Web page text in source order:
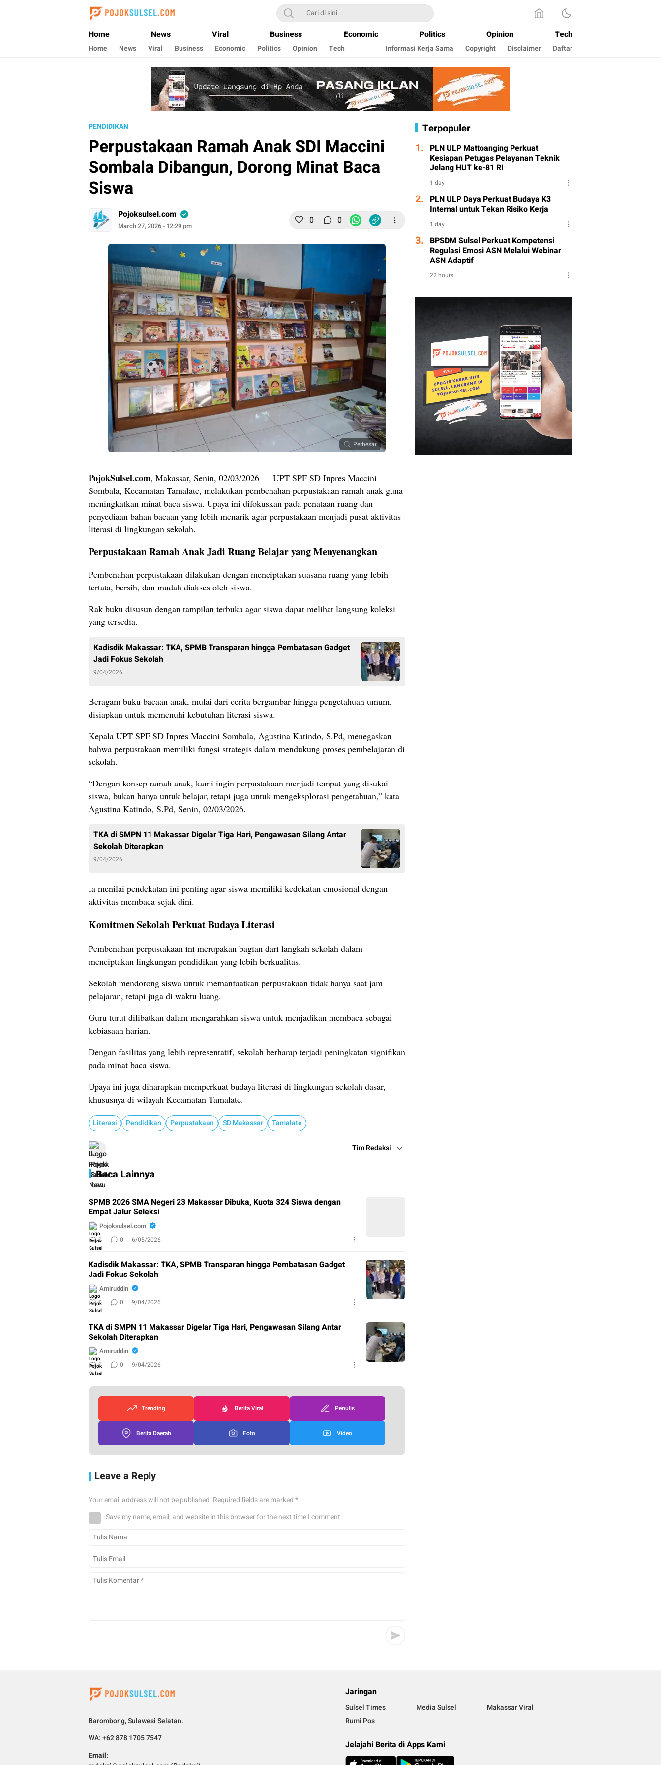
Pojoksulsel.com
Update Kabar Hits Sulsel, Langsung di Pojoksulsel.com
Home News Viral Business Economic Politics Opinion Tech
Home News Viral Business Economic Politics Opinion Tech Informasi Kerja Sama Copyright Disclaimer Daftar
PENDIDIKAN
Perpustakaan Ramah Anak SDI Maccini
Sombala Dibangun, Dorong Minat Baca
Siswa
Pojoksulsel.com
March 27, 2026 - 12:29 pm 0 0
Perbesar
PojokSulsel.com, Makassar, Senin, 02/03/2026 — UPT SPF SD Inpres Maccini
Sombala, Kecamatan Tamalate, melakukan pembenahan perpustakaan ramah anak guna
meningkatkan minat baca siswa. Upaya ini difokuskan pada penataan ruang dan
penyediaan bahan bacaan yang lebih menarik agar perpustakaan menjadi pusat aktivitas
literasi di lingkungan sekolah.
Perpustakaan Ramah Anak Jadi Ruang Belajar yang Menyenangkan
Pembenahan perpustakaan dilakukan dengan menciptakan suasana ruang yang lebih
tertata, bersih, dan mudah diakses oleh siswa.
Rak buku disusun dengan tampilan terbuka agar siswa dapat melihat langsung koleksi
yang tersedia.
Kadisdik Makassar: TKA, SPMB Transparan hingga Pembatasan Gadget
Jadi Fokus Sekolah
9/04/2026
Beragam buku bacaan anak, mulai dari cerita bergambar hingga pengetahuan umum,
disiapkan untuk memenuhi kebutuhan literasi siswa.
Kepala UPT SPF SD Inpres Maccini Sombala, Agustina Katindo, S.Pd, menegaskan
bahwa perpustakaan memiliki fungsi strategis dalam mendukung proses pembelajaran di
sekolah.
“Dengan konsep ramah anak, kami ingin perpustakaan menjadi tempat yang disukai
siswa, bukan hanya untuk belajar, tetapi juga untuk mengeksplorasi pengetahuan,” kata
Agustina Katindo, S.Pd, Senin, 02/03/2026.
TKA di SMPN 11 Makassar Digelar Tiga Hari, Pengawasan Silang Antar
Sekolah Diterapkan
9/04/2026
Ia menilai pendekatan ini penting agar siswa memiliki kedekatan emosional dengan
aktivitas membaca sejak dini.
Komitmen Sekolah Perkuat Budaya Literasi
Pembenahan perpustakaan ini merupakan bagian dari langkah sekolah dalam
menciptakan lingkungan pendidikan yang lebih berkualitas.
Sekolah mendorong siswa untuk memanfaatkan perpustakaan tidak hanya saat jam
pelajaran, tetapi juga di waktu luang.
Guru turut dilibatkan dalam mengarahkan siswa untuk menjadikan membaca sebagai
kebiasaan harian.
Dengan fasilitas yang lebih representatif, sekolah berharap terjadi peningkatan signifikan
pada minat baca siswa.
Upaya ini juga diharapkan memperkuat budaya literasi di lingkungan sekolah dasar,
khususnya di wilayah Kecamatan Tamalate.
Literasi Pendidikan Perpustakaan SD Makassar Tamalate
Tim Redaksi
Baca Lainnya
SPMB 2026 SMA Negeri 23 Makassar Dibuka, Kuota 324 Siswa dengan
Empat Jalur Seleksi
Pojoksulsel.com
0 0 6/05/2026
Kadisdik Makassar: TKA, SPMB Transparan hingga Pembatasan Gadget
Jadi Fokus Sekolah
Amiruddin
0 0 9/04/2026
TKA di SMPN 11 Makassar Digelar Tiga Hari, Pengawasan Silang Antar
Sekolah Diterapkan
Amiruddin
0 0 9/04/2026
Trending Berita Viral Penulis
Berita Daerah Foto Video
Leave a Reply
Your email address will not be published. Required fields are marked*
Save my name, email, and website in this browser for the next time I comment.
Terpopuler
1. PLN ULP Mattoanging Perkuat
Kesiapan Petugas Pelayanan Teknik
Jelang HUT ke-81 RI
1 day
2. PLN ULP Daya Perkuat Budaya K3
Internal untuk Tekan Risiko Kerja
1 day
3. BPSDM Sulsel Perkuat Kompetensi
Regulasi Emosi ASN Melalui Webinar
ASN Adaptif
22 hours
Barombong, Sulawesi Selatan.
WA: +62 878 1705 7547
Email:
Jaringan
Sulsel Times Media Sulsel
Makassar Viral
Rumi Pos
Jelajahi Berita di Apps Kami